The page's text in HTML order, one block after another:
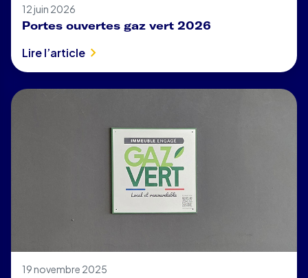
12 juin 2026
Portes ouvertes gaz vert 2026
Lire l’article
19 novembre 2025